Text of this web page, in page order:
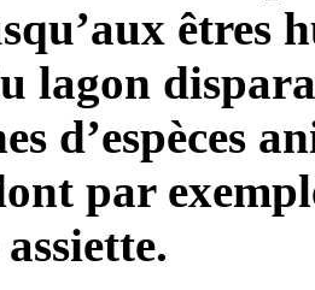
êtres
lagon
d’espèces
par